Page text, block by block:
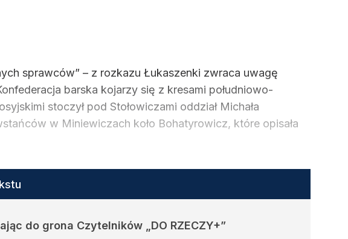
sprawców” – z rozkazu Łukaszenki zwraca uwagę
barska kojarzy się z kresami południowo-
stoczył pod Stołowiczami oddział Michała
w Miniewiczach koło Bohatyrowicz, które opisała
do grona Czytelników „DO RZECZY+”